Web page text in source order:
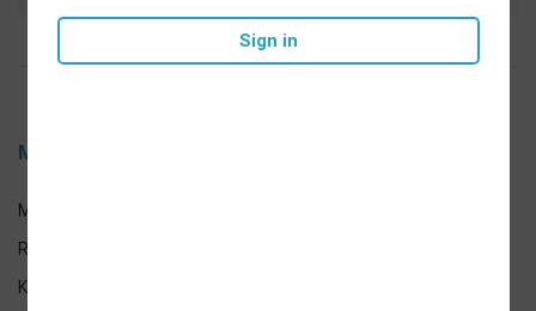
Medshop OÜ
Medshop OÜ
Registrikood: 14155232
KMKR: EE101928298
Sign in